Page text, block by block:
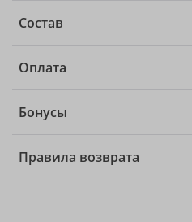
Состав
Оплата
Бонусы
Правила возврата